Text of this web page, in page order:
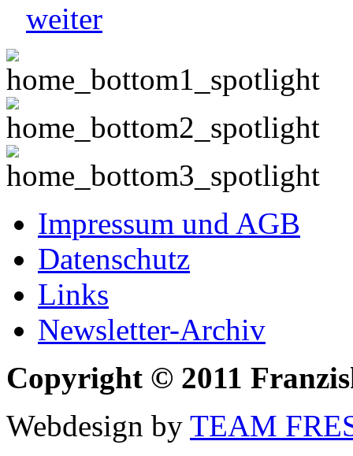
weiter
Impressum und AGB
Datenschutz
Links
Newsletter-Archiv
Copyright © 2011
Webdesign by TEAM